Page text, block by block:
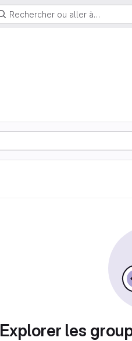
Rechercher ou aller à…
Explorer les